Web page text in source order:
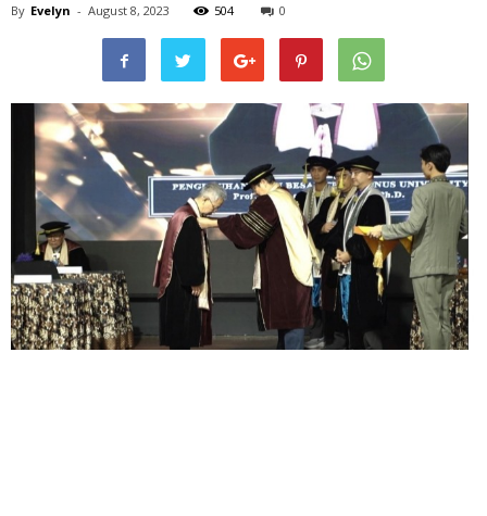
By Evelyn - August 8, 2023 504 0